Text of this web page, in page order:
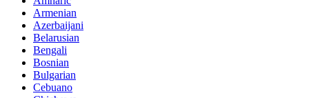
Armenian
Azerbaijani
Belarusian
Bengali
Bosnian
Bulgarian
Cebuano